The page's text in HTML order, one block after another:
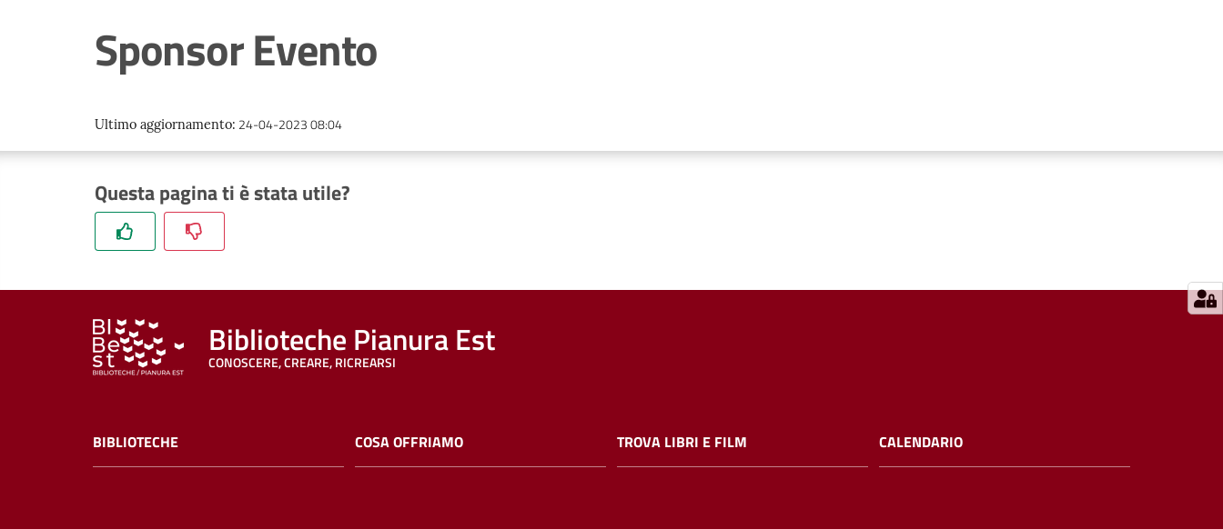
Sponsor Evento
Ultimo aggiornamento: 24-04-2023 08:04
Questa pagina ti è stata utile?
Biblioteche Pianura Est
CONOSCERE, CREARE, RICREARSI
BIBLIOTECHE COSA OFFRIAMO TROVA LIBRI E FILM CALENDARIO